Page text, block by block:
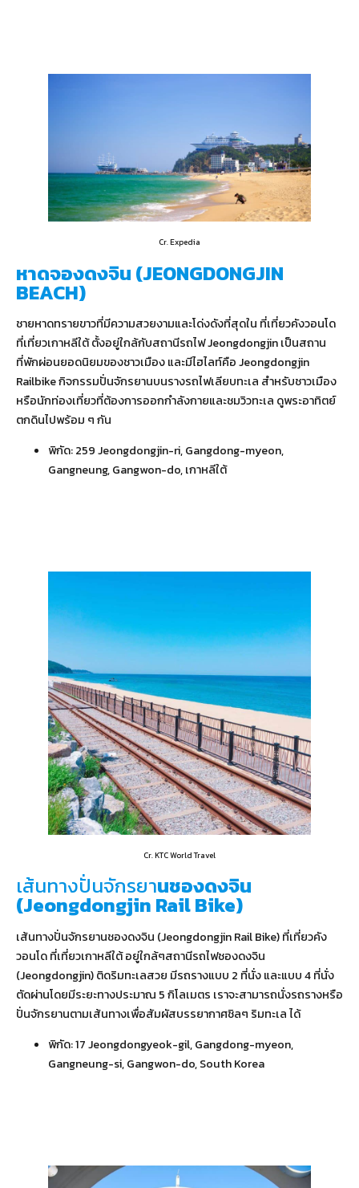
Cr. Expedia
หาดจองดงจิน (JEONGDONGJIN
BEACH)
ชายหาดทรายขาวที่มีความสวยงามและโด่งดังที่สุดใน ที่เที่ยวคังวอนโด
ที่เที่ยวเกาหลีใต้ ตั้งอยู่ใกล้กับสถานีรถไฟ Jeongdongjin เป็นสถาน
ที่พักผ่อนยอดนิยมของชาวเมือง และมีไฮไลท์คือ Jeongdongjin
Railbike กิจกรรมปั่นจักรยานบนรางรถไฟเลียบทะเล สำหรับชาวเมือง
หรือนักท่องเที่ยวที่ต้องการออกกำลังกายและชมวิวทะเล ดูพระอาทิตย์
ตกดินไปพร้อม ๆ กัน
พิกัด:259 Jeongdongjin-ri, Gangdong-myeon,
Gangneung, Gangwon-do, เกาหลีใต้
Cr. KTC World Travel
เส้นทางปั่นจักรยานชองดงจิน
(Jeongdongjin Rail Bike)
เส้นทางปั่นจักรยานชองดงจิน (Jeongdongjin Rail Bike) ที่เที่ยวคัง
วอนโด ที่เที่ยวเกาหลีใต้ อยู่ใกล้ๆสถานีรถไฟชองดงจิน
(Jeongdongjin) ติดริมทะเลสวย มีรถรางแบบ 2 ที่นั่ง และแบบ 4 ที่นั่ง
ตัดผ่านโดยมีระยะทางประมาณ 5 กิโลเมตร เราจะสามารถนั่งรถรางหรือ
ปั่นจักรยานตามเส้นทางเพื่อสัมผัสบรรยากาศชิลๆ ริมทะเล ได้
พิกัด:17 Jeongdongyeok-gil, Gangdong-myeon,
Gangneung-si, Gangwon-do, South Korea